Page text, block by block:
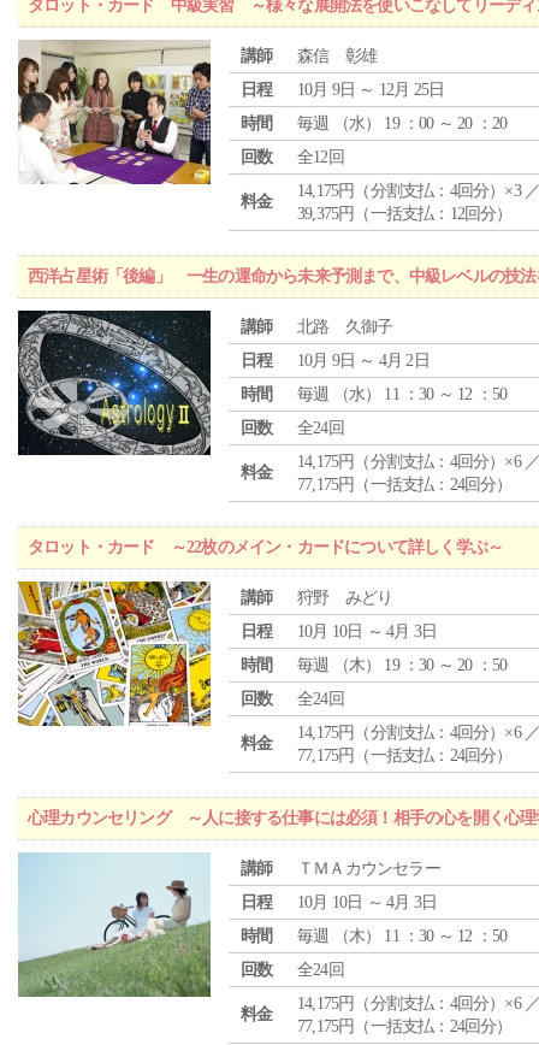
タロット・カード 中級実習 ～様々な展開法を使いこなしてリーディ
講師
森信 彰雄
日程
10月 9日 ～ 12月 25日
時間
毎週 （水） 19 ：00 ～ 20 ：20
回数
全12回
料金
14,175円（分割支払：4回分）×3
39,375円（一括支払：12回分）
西洋占星術「後編」 一生の運命から未来予測まで、中級レベルの技法
講師
北路 久御子
日程
10月 9日 ～ 4月 2日
時間
毎週 （水） 11 ：30 ～ 12 ：50
回数
全24回
料金
14,175円（分割支払：4回分）×6
77,175円（一括支払：24回分）
タロット・カード ～22枚のメイン・カードについて詳しく学ぶ～
講師
狩野 みどり
日程
10月 10日 ～ 4月 3日
時間
毎週 （木） 19 ：30 ～ 20 ：50
回数
全24回
料金
14,175円（分割支払：4回分）×6
77,175円（一括支払：24回分）
心理カウンセリング ～人に接する仕事には必須！相手の心を開く心理
講師
ＴＭＡカウンセラー
日程
10月 10日 ～ 4月 3日
時間
毎週 （木） 11 ：30 ～ 12 ：50
回数
全24回
料金
14,175円（分割支払：4回分）×6
77,175円（一括支払：24回分）